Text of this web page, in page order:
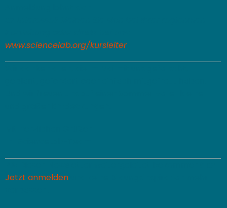
www.sciencelab.org/kursleiter
Jetzt anmelden